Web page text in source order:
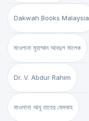
Dakwah Books Malaysia
মাওলানা মুহাম্মাদ আবদুল মালেক
Dr. V. Abdur Rahim
মাওলানা আবু তাহের মেসবাহ